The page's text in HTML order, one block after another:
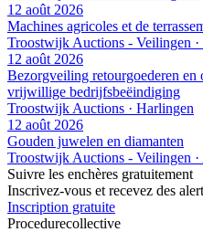
12 août 2026
Machines agricoles et de
Troostwijk Auctions - Veilingen
12 août 2026
Bezorgveiling retourgoederen en
vrijwillige bedrijfsbeëindiging
Troostwijk Auctions · Harlingen
12 août 2026
Gouden juwelen en diamanten
Troostwijk Auctions - Veilingen ·
Suivre les enchères gratuitement
Inscrivez-vous et recevez des
Inscription gratuite
Procedurecollective